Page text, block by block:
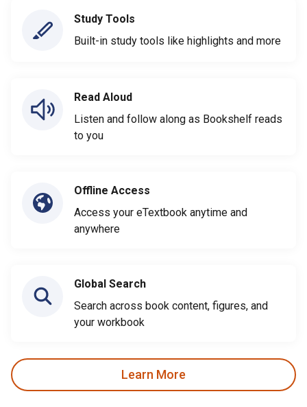
Study Tools
Built-in study tools like highlights and more
Read Aloud
Listen and follow along as Bookshelf reads
to you
Offline Access
Access your eTextbook anytime and
anywhere
Global Search
Search across book content, figures, and
your workbook
Learn More